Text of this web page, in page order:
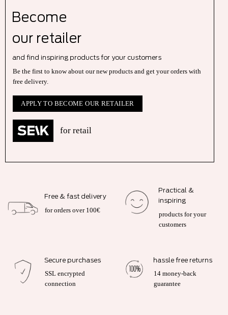
Become
our retailer
and find inspiring products for your customers
Be the first to know about our new products and get your orders with
free delivery.
APPLY TO BECOME OUR RETAILER
for retail
Free & fast delivery
for orders over 100€
Practical &
inspiring
products for your
customers
Secure purchases
SSL encrypted
connection
hassle free returns
14 money-back
guarantee